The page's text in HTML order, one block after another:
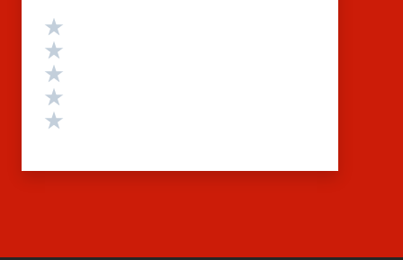
Valutazione